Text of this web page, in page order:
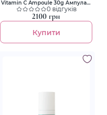
Vitamin C Ampoule 30g Ампула з
ніацинамідом 20% та вітаміном С
0 відгуків
2100 грн
Купити